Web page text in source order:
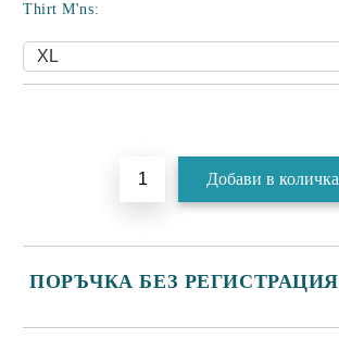
Thirt M'ns:
ПОРЪЧКА БЕЗ РЕГИСТРАЦИЯ